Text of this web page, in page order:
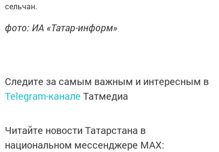
сельчан.
фото: ИА «Татар-информ»
Следите за самым важным и интересным в
Telegram-канале Татмедиа
Читайте новости Татарстана в
национальном мессенджере MАХ: